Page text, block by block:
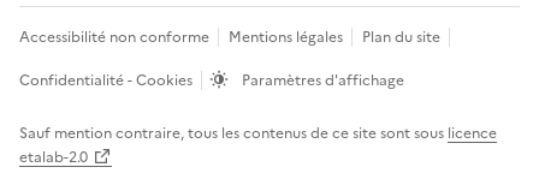
Accessibilité non conforme Mentions légales
Plan du site
Confidentialité - Cookies
Paramètres d'affichage
Sauf mention contraire, tous les contenus de ce site sont sous licence
etalab-2.0